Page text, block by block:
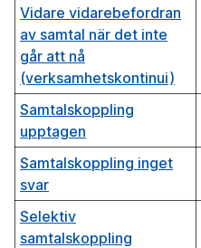
Vidare vidarebefordran
av samtal när det inte
går att nå
(verksamhetskontinui)
Samtalskoppling
upptagen
Samtalskoppling inget
svar
Selektiv
samtalskoppling